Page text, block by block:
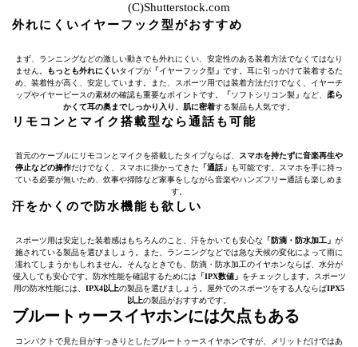
(C)Shutterstock.com
外れにくいイヤーフック型がおすすめ
まず、ランニングなどの激しい動きでも外れにくい、安定性のある装着方法でなくてはなり
ません。
もっとも外れにくいタイプが 「イヤーフック型 」 です。耳に引っかけて装着するた
め、装着性が高く、安定しています。また、スポーツ用では装着方法だけでなく、イヤーチ
ップやイヤーピースの素材の確認も重要なポイントです。
「ソフトシリコン製 」 など、 柔ら
かくて耳の奥までしっかり入り、肌に密着する製品も人気です。
リモコンとマイク搭載型なら通話も可能
首元のケーブルにリモコンとマイクを搭載したタイプならば、 スマホを持たずに音楽再生や
停止などの操作だけでなく、スマホに掛かってきた 「通話」
も可能です。スマホを手に持っ
ている必要が無いため、炊事や掃除など家事をしながら音楽やハンズフリー通話も楽しめま
す。
汗をかくので防水機能も欲しい
スポーツ用は安定した装着感はもちろんのこと、汗をかいても安心な 「防滴・防水加工」 が
施されている製品を選びましょう。また、ランニングなどでは急な天候の変化によって雨に
濡れてしまうかもしれません。そんなときでも、防滴・防水加工のイヤホンならば、水分が
侵入しても安心です。防水性能を確認するためには 「IPX数値」 をチェックします。スポーツ
用の防水性能には、 IPX4以上の製品を選びましょう。屋外でのスポーツをする人ならばIPX5
以上の製品がおすすめです。
ブルートゥースイヤホンには欠点もある
コンパクトで見た目がすっきりとしたブルートゥースイヤホンですが、メリットだけではあ